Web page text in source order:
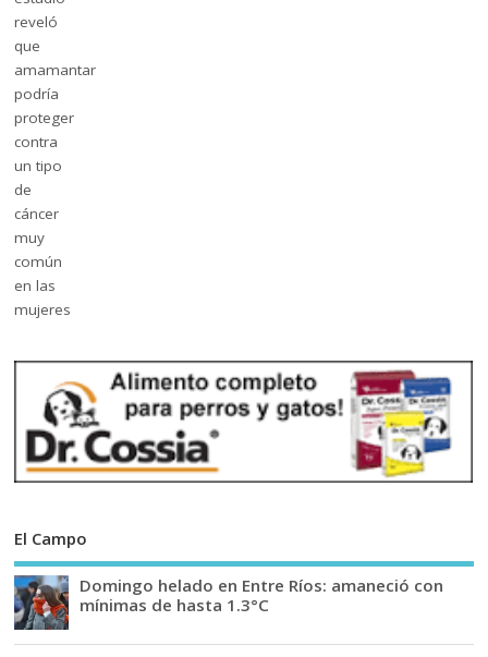
El Campo
Domingo helado en Entre Ríos: amaneció con
mínimas de hasta 1.3°C